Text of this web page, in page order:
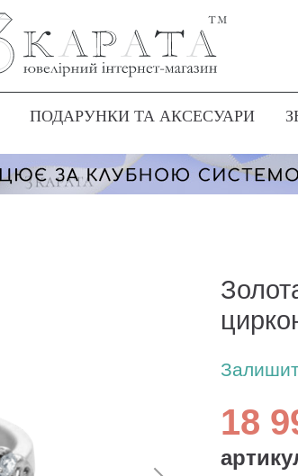
ПОДАРУНКИ ТА АКСЕСУАРИ
18